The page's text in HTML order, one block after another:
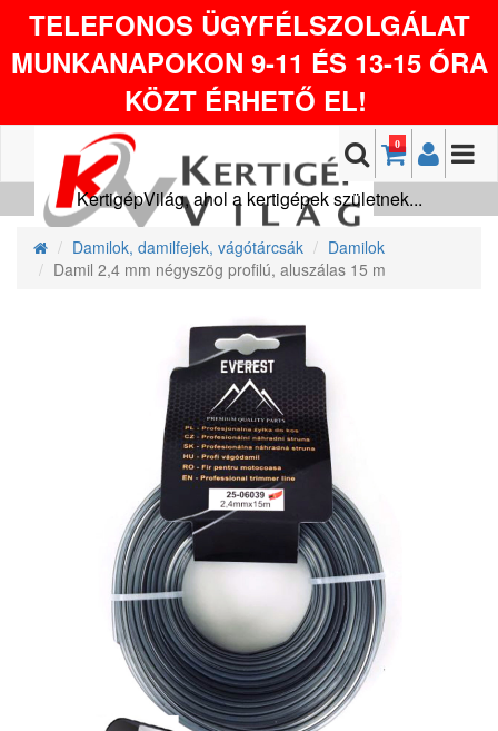
TELEFONOS ÜGYFÉLSZOLGÁLAT
MUNKANAPOKON 9-11 ÉS 13-15 ÓRA
KÖZT ÉRHETŐ EL!
0
KertigépVilág, ahol a kertigépek születnek...
Damilok, damilfejek, vágótárcsák
Damilok
Damil 2,4 mm négyszög profilú, aluszálas 15 m